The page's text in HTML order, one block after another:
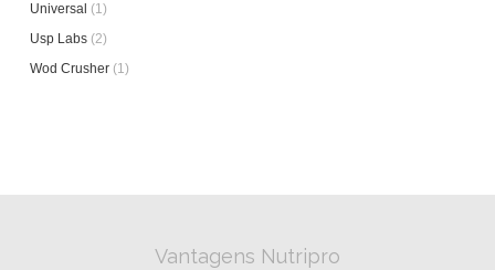
Universal (1)
Usp Labs (2)
Wod Crusher (1)
Vantagens Nutripro